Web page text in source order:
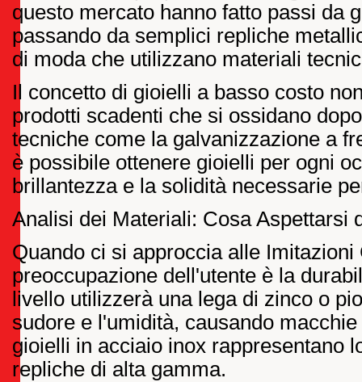
questo mercato hanno fatto passi da
passando da semplici repliche
di moda che utilizzano materiali
Il concetto di gioielli a basso costo
prodotti scadenti che si ossidano
tecniche come la galvanizzazione a
è possibile ottenere gioielli per ogni
brillantezza e la solidità necessarie
Analisi dei Materiali: Cosa Aspettarsi
Quando ci si approccia alle
preoccupazione dell'utente è la
livello utilizzerà una lega di zinco o
sudore e l'umidità, causando
gioielli in acciaio inox rappresentano
repliche di alta gamma.